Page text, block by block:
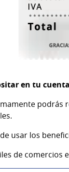
en tu
podrás
usar los
de comercios